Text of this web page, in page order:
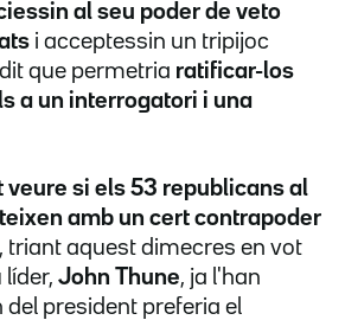
al seu poder de veto
i acceptessin un tripijoc
que permetria ratificar-los
a un interrogatori i una
veure si els 53 republicans al
amb un cert contrapoder
triant aquest dimecres en vot
líder, John Thune, ja l'han
del president preferia el